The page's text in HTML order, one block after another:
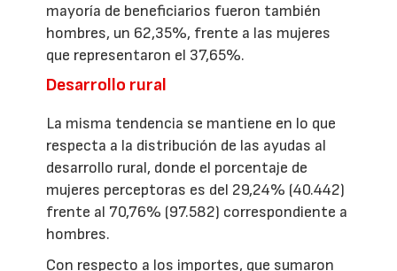
mayoría de beneficiarios fueron también
hombres, un 62,35%, frente a las mujeres
que representaron el 37,65%.
Desarrollo rural
La misma tendencia se mantiene en lo que
respecta a la distribución de las ayudas al
desarrollo rural, donde el porcentaje de
mujeres perceptoras es del 29,24% (40.442)
frente al 70,76% (97.582) correspondiente a
hombres.
Con respecto a los importes, que sumaron